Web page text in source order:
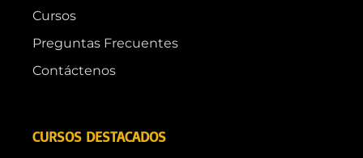
Cursos
Preguntas Frecuentes
Contáctenos
CURSOS DESTACADOS